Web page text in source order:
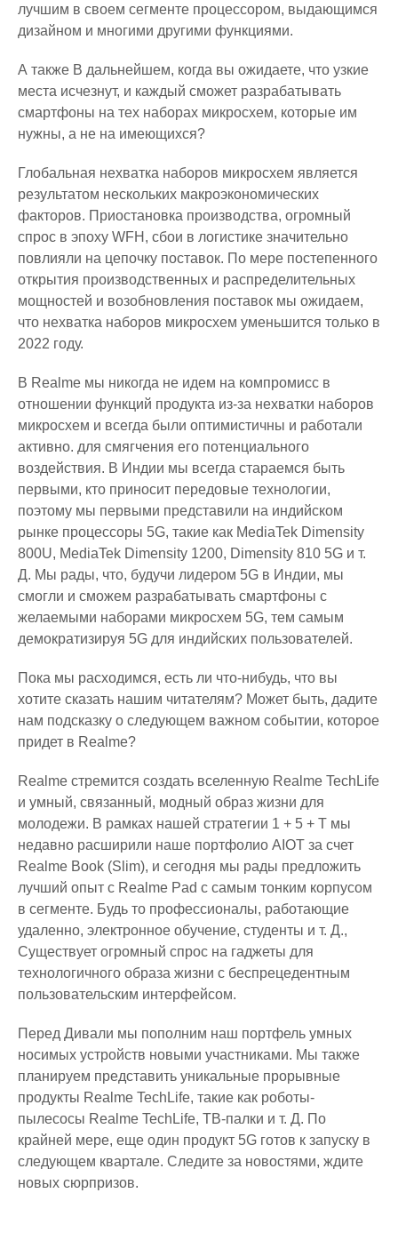
лучшим в своем сегменте процессором, выдающимся
дизайном и многими другими функциями.
А также В дальнейшем, когда вы ожидаете, что узкие
места исчезнут, и каждый сможет разрабатывать
смартфоны на тех наборах микросхем, которые им
нужны, а не на имеющихся?
Глобальная нехватка наборов микросхем является
результатом нескольких макроэкономических
факторов. Приостановка производства, огромный
спрос в эпоху WFH, сбои в логистике значительно
повлияли на цепочку поставок. По мере постепенного
открытия производственных и распределительных
мощностей и возобновления поставок мы ожидаем,
что нехватка наборов микросхем уменьшится только в
2022 году.
В Realme мы никогда не идем на компромисс в
отношении функций продукта из-за нехватки наборов
микросхем и всегда были оптимистичны и работали
активно. для смягчения его потенциального
воздействия. В Индии мы всегда стараемся быть
первыми, кто приносит передовые технологии,
поэтому мы первыми представили на индийском
рынке процессоры 5G, такие как MediaTek Dimensity
800U, MediaTek Dimensity 1200, Dimensity 810 5G и т.
Д. Мы рады, что, будучи лидером 5G в Индии, мы
смогли и сможем разрабатывать смартфоны с
желаемыми наборами микросхем 5G, тем самым
демократизируя 5G для индийских пользователей.
Пока мы расходимся, есть ли что-нибудь, что вы
хотите сказать нашим читателям? Может быть, дадите
нам подсказку о следующем важном событии, которое
придет в Realme?
Realme стремится создать вселенную Realme TechLife
и умный, связанный, модный образ жизни для
молодежи. В рамках нашей стратегии 1 + 5 + T мы
недавно расширили наше портфолио AIOT за счет
Realme Book (Slim), и сегодня мы рады предложить
лучший опыт с Realme Pad с самым тонким корпусом
в сегменте. Будь то профессионалы, работающие
удаленно, электронное обучение, студенты и т. Д.,
Существует огромный спрос на гаджеты для
технологичного образа жизни с беспрецедентным
пользовательским интерфейсом.
Перед Дивали мы пополним наш портфель умных
носимых устройств новыми участниками. Мы также
планируем представить уникальные прорывные
продукты Realme TechLife, такие как роботы-
пылесосы Realme TechLife, ТВ-палки и т. Д. По
крайней мере, еще один продукт 5G готов к запуску в
следующем квартале. Следите за новостями, ждите
новых сюрпризов.